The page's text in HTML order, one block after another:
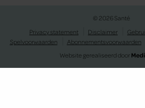
© 2026 Santé
Privacy statement
Disclaimer
Spelvoorwaarden
Abonnementsvoorwaarden
Website gerealiseerd door